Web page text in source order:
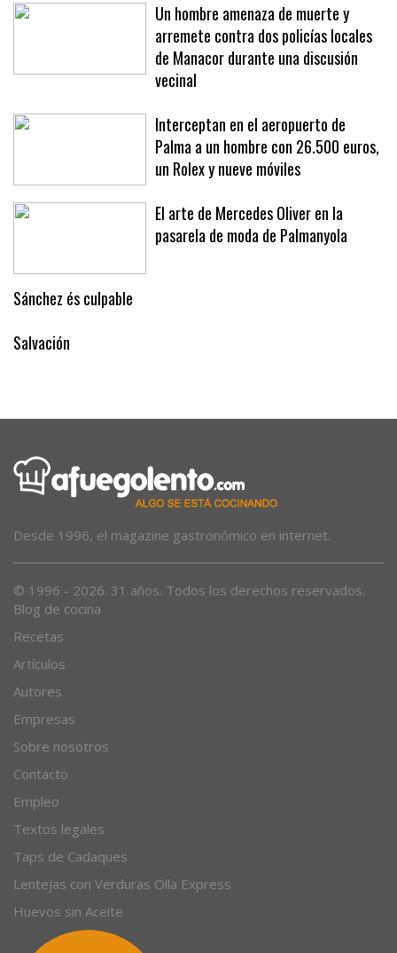
Un hombre amenaza de muerte y
arremete contra dos policías locales
de Manacor durante una discusión
vecinal
Interceptan en el aeropuerto de
Palma a un hombre con 26.500 euros,
un Rolex y nueve móviles
El arte de Mercedes Oliver en la
pasarela de moda de Palmanyola
Sánchez és culpable
Salvación
Desde 1996, el magazine gastronómico en internet.
© 1996 - 2026. 31 años. Todos los derechos reservados.
Blog de cocina
Recetas
Artículos
Autores
Empresas
Sobre nosotros
Contacto
Empleo
Textos legales
Taps de Cadaques
Lentejas con Verduras Olla Express
Huevos sin Aceite